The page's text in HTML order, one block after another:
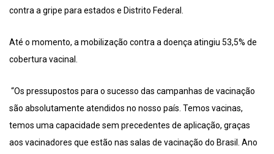
contra a gripe para estados e Distrito Federal.
Até o momento, a mobilização contra a doença atingiu 53,5% de
cobertura vacinal.
“Os pressupostos para o sucesso das campanhas de vacinação
são absolutamente atendidos no nosso país. Temos vacinas,
temos uma capacidade sem precedentes de aplicação, graças
aos vacinadores que estão nas salas de vacinação do Brasil. Ano